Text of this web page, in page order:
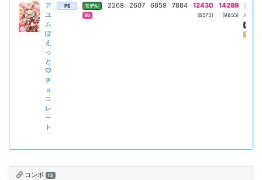
ア
ユ
ム
ぽ
え
っ
と
♡
チ
ョ
コ
レ
ー
ト
PS
モデル
Vo
2268 2607 6859 7884 12430
(8573)
14289
(9855)
シュ
ハー
コンボ 13